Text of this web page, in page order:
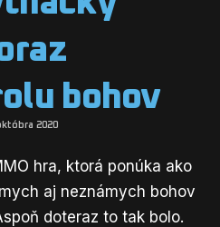
bohov
2020
hra, ktorá ponúka ako
aj neznámych bohov
doteraz to tak bolo.